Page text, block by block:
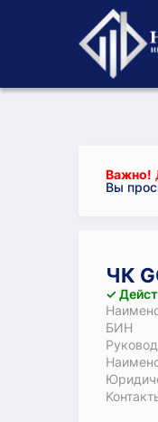
Важно!
Вы
ЧК
✓
БИН